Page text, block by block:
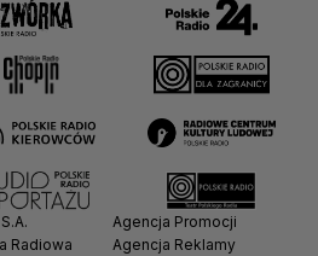
Radiowa
Agencja Promocji
Agencja Reklamy